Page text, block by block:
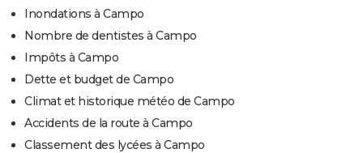
Inondations à Campo
Nombre de dentistes à Campo
Impôts à Campo
Dette et budget de Campo
Climat et historique météo de Campo
Accidents de la route à Campo
Classement des lycées à Campo